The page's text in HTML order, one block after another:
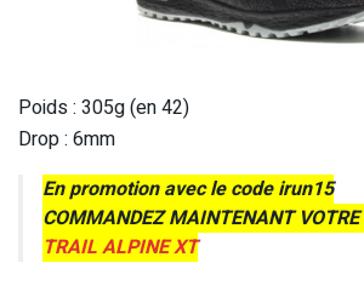
Poids : 305g (en 42)
Drop : 6mm
En promotion avec le code irun15
COMMANDEZ MAINTENANT VOTRE
TRAIL ALPINE XT